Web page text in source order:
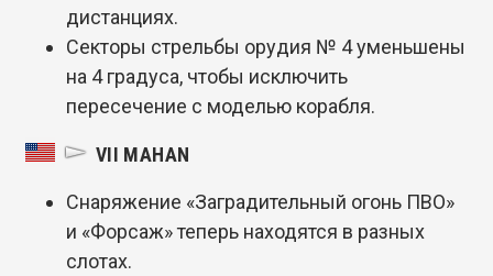
дистанциях.
Секторы стрельбы орудия № 4 уменьшены
на 4 градуса, чтобы исключить
пересечение с моделью корабля.
VII MAHAN
Снаряжение «Заградительный огонь ПВО»
и «Форсаж» теперь находятся в разных
слотах.